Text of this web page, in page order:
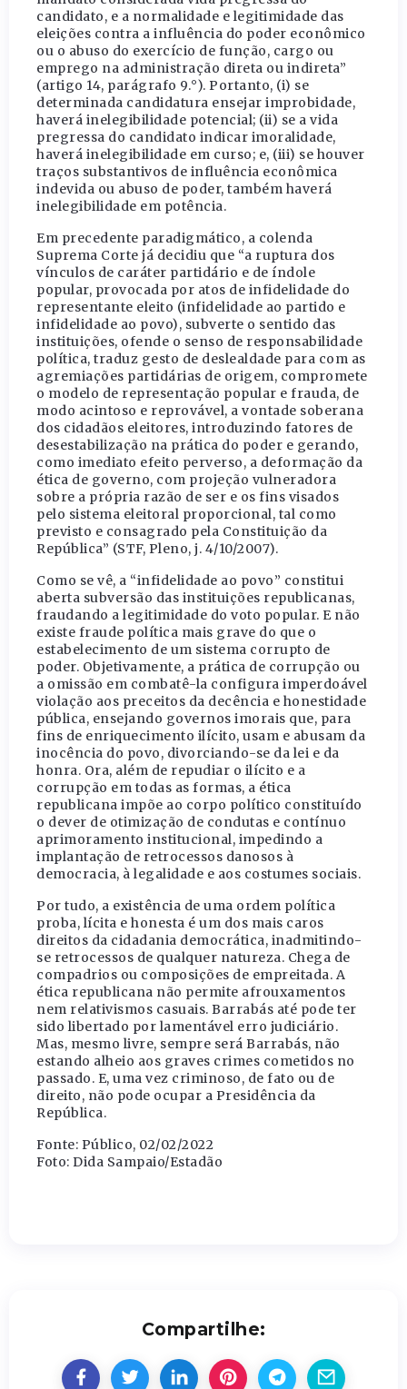
candidato, e a normalidade e legitimidade das
eleições contra a influência do poder econômico
ou o abuso do exercício de função, cargo ou
emprego na administração direta ou indireta”
(artigo 14, parágrafo 9.°). Portanto, (i) se
determinada candidatura ensejar improbidade,
haverá inelegibilidade potencial; (ii) se a vida
pregressa do candidato indicar imoralidade,
haverá inelegibilidade em curso; e, (iii) se houver
traços substantivos de influência econômica
indevida ou abuso de poder, também haverá
inelegibilidade em potência.
Em precedente paradigmático, a colenda
Suprema Corte já decidiu que “a ruptura dos
vínculos de caráter partidário e de índole
popular, provocada por atos de infidelidade do
representante eleito (infidelidade ao partido e
infidelidade ao povo), subverte o sentido das
instituições, ofende o senso de responsabilidade
política, traduz gesto de deslealdade para com as
agremiações partidárias de origem, compromete
o modelo de representação popular e frauda, de
modo acintoso e reprovável, a vontade soberana
dos cidadãos eleitores, introduzindo fatores de
desestabilização na prática do poder e gerando,
como imediato efeito perverso, a deformação da
ética de governo, com projeção vulneradora
sobre a própria razão de ser e os fins visados
pelo sistema eleitoral proporcional, tal como
previsto e consagrado pela Constituição da
República” (STF, Pleno, j. 4/10/2007).
Como se vê, a “infidelidade ao povo” constitui
aberta subversão das instituições republicanas,
fraudando a legitimidade do voto popular. E não
existe fraude política mais grave do que o
estabelecimento de um sistema corrupto de
poder. Objetivamente, a prática de corrupção ou
a omissão em combatê-la configura imperdoável
violação aos preceitos da decência e honestidade
pública, ensejando governos imorais que, para
fins de enriquecimento ilícito, usam e abusam da
inocência do povo, divorciando-se da lei e da
honra. Ora, além de repudiar o ilícito e a
corrupção em todas as formas, a ética
republicana impõe ao corpo político constituído
o dever de otimização de condutas e contínuo
aprimoramento institucional, impedindo a
implantação de retrocessos danosos à
democracia, à legalidade e aos costumes sociais.
Por tudo, a existência de uma ordem política
proba, lícita e honesta é um dos mais caros
direitos da cidadania democrática, inadmitindo-
se retrocessos de qualquer natureza. Chega de
compadrios ou composições de empreitada. A
ética republicana não permite afrouxamentos
nem relativismos casuais. Barrabás até pode ter
sido libertado por lamentável erro judiciário.
Mas, mesmo livre, sempre será Barrabás, não
estando alheio aos graves crimes cometidos no
passado. E, uma vez criminoso, de fato ou de
direito, não pode ocupar a Presidência da
República.
Fonte: Público, 02/02/2022
Foto: Dida Sampaio/Estadão
Compartilhe: